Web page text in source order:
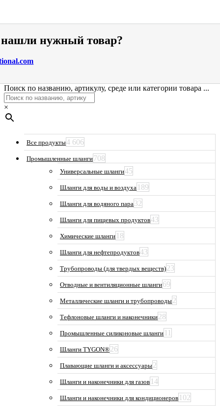
нужный товар?
Поиск по названию, артикулу, среде или категории товара ...
×
Все продукты4 606
Промышленные шланги708
Универсальные шланги45
Шланги для воды и воздуха 189
Шланги для водяного пара32
Шланги для пищевых продуктов43
Химические шланги 18
Шланги для нефтепродуктов43
Трубопроводы (для твердых веществ)23
Отводные и вентиляционные шланги69
Металлические шланги и трубопроводы2
Тефлоновые шланги и наконечники28
Промышленные силиконовые шланги 11
Шланги TYGON®26
Плавающие шланги и аксессуары2
Шланги и наконечники для газов 14
Шланги и наконечники для кондиционеров 102